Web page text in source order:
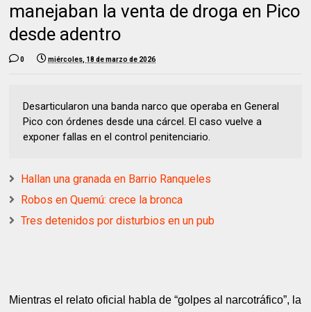
manejaban la venta de droga en Pico
desde adentro
0 miércoles, 18 de marzo de 2026
Desarticularon una banda narco que operaba en General
Pico con órdenes desde una cárcel. El caso vuelve a
exponer fallas en el control penitenciario.
Hallan una granada en Barrio Ranqueles
Robos en Quemú: crece la bronca
Tres detenidos por disturbios en un pub
Mientras el relato oficial habla de “golpes al narcotráfico”, la